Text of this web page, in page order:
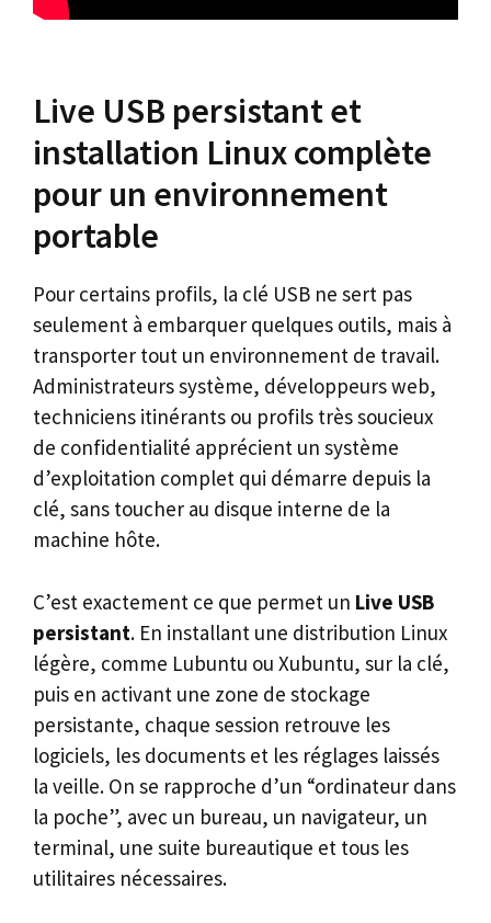
Live USB persistant et
installation Linux complète
pour un environnement
portable
Pour certains profils, la clé USB ne sert pas
seulement à embarquer quelques outils, mais à
transporter tout un environnement de travail.
Administrateurs système, développeurs web,
techniciens itinérants ou profils très soucieux
de confidentialité apprécient un système
d’exploitation complet qui démarre depuis la
clé, sans toucher au disque interne de la
machine hôte.
C’est exactement ce que permet un Live USB
persistant. En installant une distribution Linux
légère, comme Lubuntu ou Xubuntu, sur la clé,
puis en activant une zone de stockage
persistante, chaque session retrouve les
logiciels, les documents et les réglages laissés
la veille. On se rapproche d’un “ordinateur dans
la poche”, avec un bureau, un navigateur, un
terminal, une suite bureautique et tous les
utilitaires nécessaires.